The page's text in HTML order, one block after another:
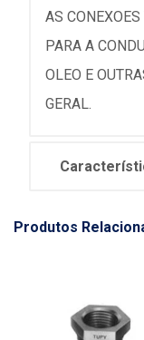
AS
PARA A
OLEO E
GERAL.
Produtos